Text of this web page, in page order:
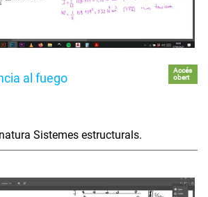
al fuego
Accés
obert
Sistemes estructurals.